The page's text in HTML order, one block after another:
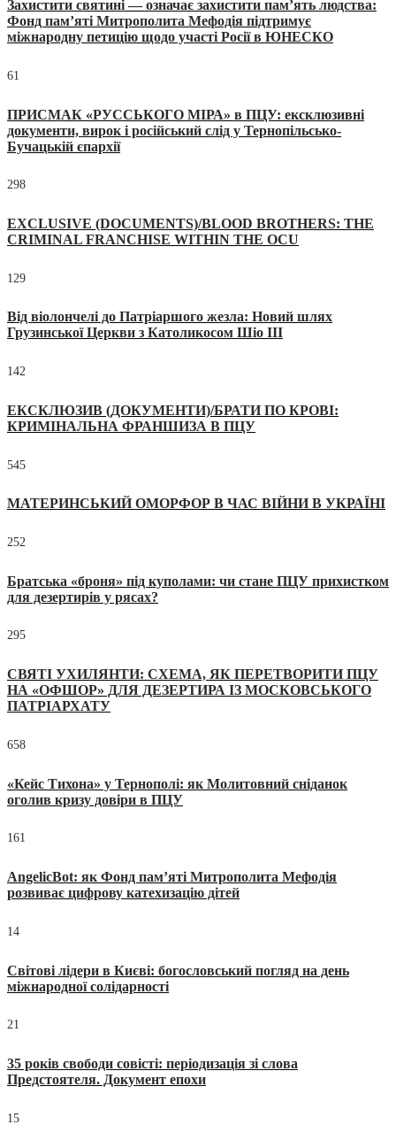
Захистити святині — означає захистити пам’ять людства:
Фонд пам’яті Митрополита Мефодія підтримує
міжнародну петицію щодо участі Росії в ЮНЕСКО
61
ПРИСМАК «РУССЬКОГО МІРА» в ПЦУ: ексклюзивні
документи, вирок і російський слід у Тернопільсько-
Бучацькій єпархії
298
EXCLUSIVE (DOCUMENTS)/BLOOD BROTHERS: THE
CRIMINAL FRANCHISE WITHIN THE OCU
129
Від віолончелі до Патріаршого жезла: Новий шлях
Грузинської Церкви з Католикосом Шіо III
142
ЕКСКЛЮЗИВ (ДОКУМЕНТИ)/БРАТИ ПО КРОВІ:
КРИМІНАЛЬНА ФРАНШИЗА В ПЦУ
545
МАТЕРИНСЬКИЙ ОМОРФОР В ЧАС ВІЙНИ В УКРАЇНІ
252
Братська «броня» під куполами: чи стане ПЦУ прихистком
для дезертирів у рясах?
295
СВЯТІ УХИЛЯНТИ: СХЕМА, ЯК ПЕРЕТВОРИТИ ПЦУ
НА «ОФШОР» ДЛЯ ДЕЗЕРТИРА ІЗ МОСКОВСЬКОГО
ПАТРІАРХАТУ
658
«Кейс Тихона» у Тернополі: як Молитовний сніданок
оголив кризу довіри в ПЦУ
161
AngelicBot: як Фонд пам’яті Митрополита Мефодія
розвиває цифрову катехизацію дітей
14
Світові лідери в Києві: богословський погляд на день
міжнародної солідарності
21
35 років свободи совісті: періодизація зі слова
Предстоятеля. Документ епохи
15